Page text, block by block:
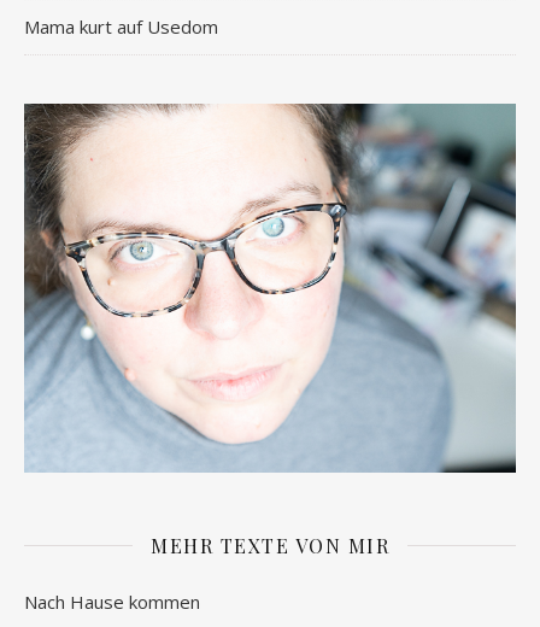
Mama kurt auf Usedom
MEHR TEXTE VON MIR
Nach Hause kommen